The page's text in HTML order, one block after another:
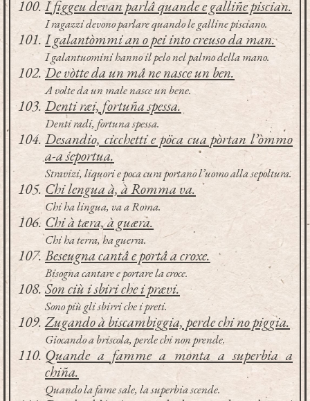
I figgeu devan parlâ quande e galliñe piscian.
I ragazzi devono parlare quando le galline pisciano.
I galantòmmi an o pei into creuso da man.
I galantuomini hanno il pelo nel palmo della mano.
De vòtte da un mâ ne nasce un ben.
A volte da un male nasce un bene.
Denti ræi, fortuña spessa.
Denti radi, fortuna spessa.
Desandio, cicchetti e pöca cua pòrtan l’òmmo
a-a seportua.
Stravizi, liquori e poca cura portano l’uomo alla sepoltura.
Chi lengua à, à Romma va.
Chi ha lingua, va a Roma.
Chi à tæra, à guæra.
Chi ha terra, ha guerra.
Beseugna cantâ e portâ a croxe.
Bisogna cantare e portare la croce.
Son ciù i sbiri che i prævi.
Sono più gli sbirri che i preti.
Zugando à biscambiggia, perde chi no piggia.
Giocando a briscola, perde chi non prende.
Quande a famme a monta a superbia a
chiña.
Quando la fame sale, la superbia scende.